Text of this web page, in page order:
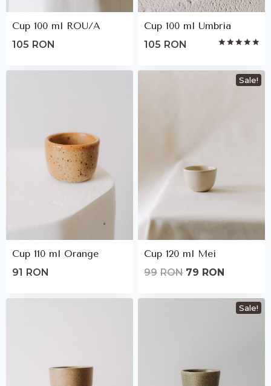
Cup 100 ml ROU/A
105 RON
Cup 100 ml Umbria
out of 5
105 RON
Cup 110 ml Orange
91 RON
Sale!
Cup 120 ml Mei
99 RON Original
79 RON
Sale!